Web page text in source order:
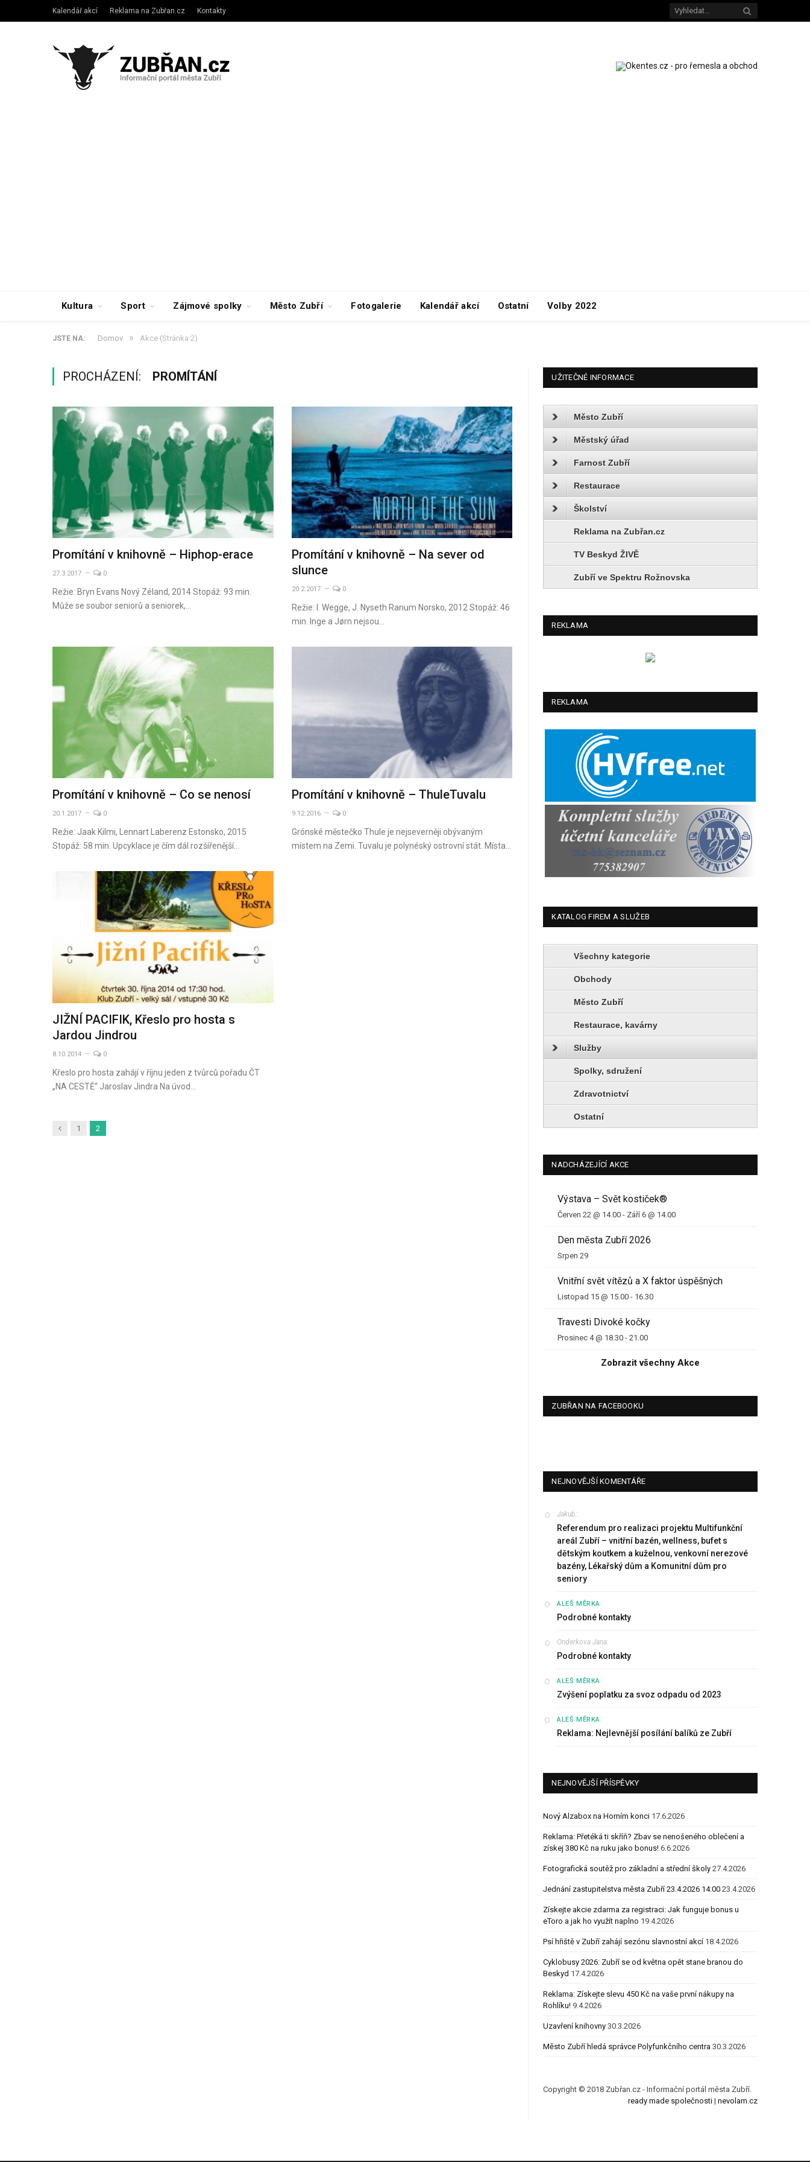
Kalendář akcí Reklama na Zubřan.cz Kontakty
Kultura Sport Zájmové spolky Město Zubří Fotogalerie Kalendář akcí Ostatní Volby 2022
JSTE NA: Domov » Akce (Stránka 2)
PROCHÁZENÍ: PROMÍTÁNÍ
Promítání v knihovně – Hiphop-erace
27.3.2017 0
Režie: Bryn Evans Nový Zéland, 2014 Stopáž: 93 min.
Může se soubor seniorů a seniorek,…
Promítání v knihovně – Na sever od
slunce
20.2.2017 0
Režie: I. Wegge, J. Nyseth Ranum Norsko, 2012 Stopáž: 46
min. Inge a Jørn nejsou…
Promítání v knihovně – Co se nenosí
20.1.2017 0
Režie: Jaak Kilmi, Lennart Laberenz Estonsko, 2015
Stopáž: 58 min. Upcyklace je čím dál rozšířenější…
Promítání v knihovně – ThuleTuvalu
9.12.2016 0
Grónské městečko Thule je nejseverněji obývaným
místem na Zemi. Tuvalu je polynéský ostrovní stát. Místa…
JIŽNÍ PACIFIK, Křeslo pro hosta s
Jardou Jindrou
8.10.2014 0
Křeslo pro hosta zahájí v říjnu jeden z tvůrců pořadu ČT
„NA CESTĚ“ Jaroslav Jindra Na úvod…
Předchozí
1 2
UŽITEČNÉ INFORMACE
Město Zubří
Městský úřad
Farnost Zubří
Restaurace
Školství
Reklama na Zubřan.cz
TV Beskyd ŽIVĚ
Zubří ve Spektru Rožnovska
REKLAMA
REKLAMA
KATALOG FIREM A SLUŽEB
Všechny kategorie
Obchody
Město Zubří
Restaurace, kavárny
Služby
Spolky, sdružení
Zdravotnictví
Ostatní
NADCHÁZEJÍCÍ AKCE
Výstava – Svět kostiček®
Červen 22 @ 14.00 - Září 6 @ 14.00
Den města Zubří 2026
Srpen 29
Vnitřní svět vítězů a X faktor úspěšných
Listopad 15 @ 15.00 - 16.30
Travesti Divoké kočky
Prosinec 4 @ 18.30 -21.00
Zobrazit všechny Akce
ZUBŘAN NA FACEBOOKU
NEJNOVĚJŠÍ KOMENTÁŘE
Jakub:
Referendum pro realizaci projektu Multifunkční
areál Zubří – vnitřní bazén, wellness, bufet s
dětským koutkem a kuželnou, venkovní nerezové
bazény, Lékařský dům a Komunitní dům pro
seniory
ALEŠ MĚRKA:
Podrobné kontakty
Onderkova Jana:
Podrobné kontakty
ALEŠ MĚRKA:
Zvýšení poplatku za svoz odpadu od 2023
ALEŠ MĚRKA:
Reklama: Nejlevnější posílání balíků ze Zubří
NEJNOVĚJŠÍ PŘÍSPĚVKY
Nový Alzabox na Horním konci 17.6.2026
Reklama: Přetéká ti skříň? Zbav se nenošeného oblečení a
získej 380 Kč na ruku jako bonus! 6.6.2026
Fotografická soutěž pro základní a střední školy 27.4.2026
Jednání zastupitelstva města Zubří 23.4.2026 14:00 23.4.2026
Získejte akcie zdarma za registraci: Jak funguje bonus u
eToro a jak ho využít naplno 19.4.2026
Psí hřiště v Zubří zahájí sezónu slavnostní akcí 18.4.2026
Cyklobusy 2026: Zubří se od května opět stane branou do
Beskyd 17.4.2026
Reklama: Získejte slevu 450 Kč na vaše první nákupy na
Rohlíku! 9.4.2026
Uzavření knihovny 30.3.2026
Město Zubří hledá správce Polyfunkčního centra 30.3.2026
Copyright © 2018 Zubřan.cz - Informační portál města Zubří.
ready made společnosti| nevolam.cz